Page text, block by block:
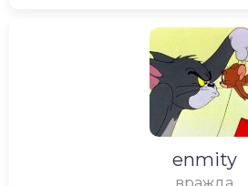
enmity